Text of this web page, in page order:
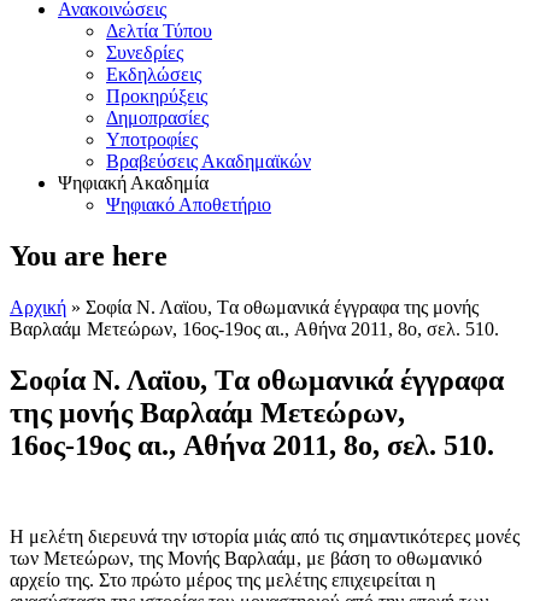
Ανακοινώσεις
Δελτία Τύπου
Συνεδρίες
Εκδηλώσεις
Προκηρύξεις
Δημοπρασίες
Υποτροφίες
Βραβεύσεις Ακαδημαϊκών
Ψηφιακή Ακαδημία
Ψηφιακό Αποθετήριο
You are here
Αρχική » Σοφία Ν. Λαϊου, Tα οθωμανικά έγγραφα της μονής
Bαρλαάμ Mετεώρων, 16ος-19ος αι., Aθήνα 2011, 8ο, σελ. 510.
Σοφία Ν. Λαϊου, Tα οθωμανικά έγγραφα
της μονής Bαρλαάμ Mετεώρων,
16ος-19ος αι., Aθήνα 2011, 8ο, σελ. 510.
H μελέτη διερευνά την ιστορία μιάς από τις σημαντικότερες μονές
των Mετεώρων, της Mονής Bαρλαάμ, με βάση το οθωμανικό
αρχείο της. Στο πρώτο μέρος της μελέτης επιχειρείται η